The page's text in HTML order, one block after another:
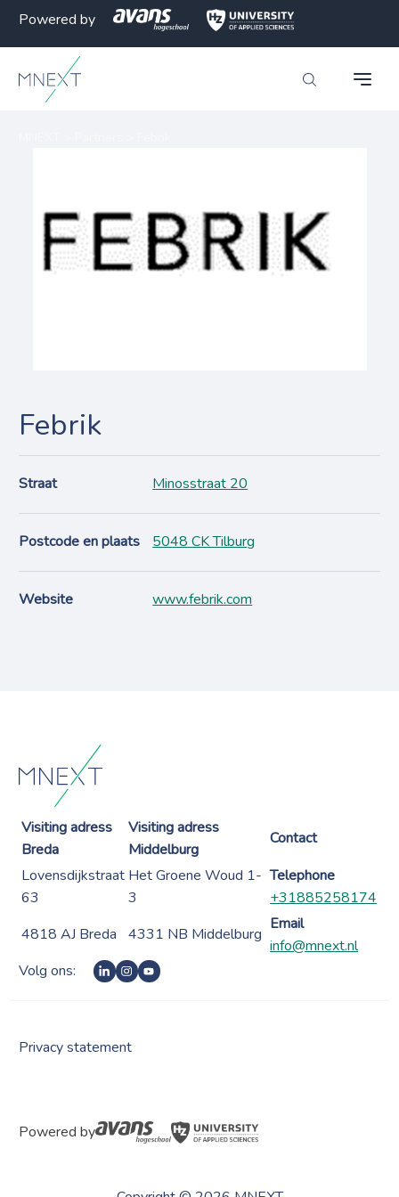
Powered by
Febrik
Straat Minosstraat 20
Postcode en plaats 5048 CK Tilburg
Website www.febrik.com
Visiting adress
Breda
Visiting adress
Middelburg
Contact
Lovensdijkstraat
63
Het Groene Woud 1-
3
Telephone
+31885258174
4818 AJ Breda
4331 NB Middelburg
Email
info@mnext.nl
Volg ons:
Powered by
Privacy statement